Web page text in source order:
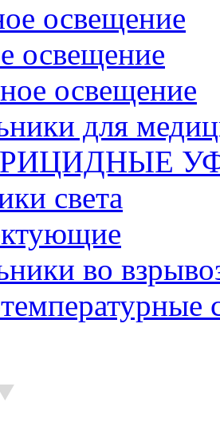
освещение
освещение
освещение
для
света
во